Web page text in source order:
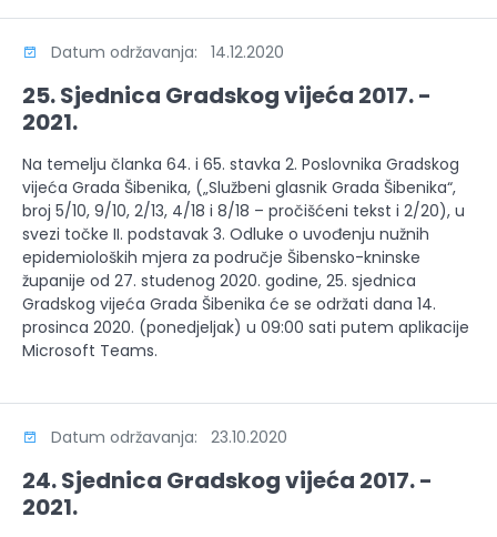
Datum održavanja: 14.12.2020
25. Sjednica Gradskog vijeća 2017. -
2021.
Na temelju članka 64. i 65. stavka 2. Poslovnika Gradskog
vijeća Grada Šibenika, („Službeni glasnik Grada Šibenika“,
broj 5/10, 9/10, 2/13, 4/18 i 8/18 – pročišćeni tekst i 2/20), u
svezi točke II. podstavak 3. Odluke o uvođenju nužnih
epidemioloških mjera za područje Šibensko-kninske
županije od 27. studenog 2020. godine, 25. sjednica
Gradskog vijeća Grada Šibenika će se održati dana 14.
prosinca 2020. (ponedjeljak) u 09:00 sati putem aplikacije
Microsoft Teams.
Datum održavanja: 23.10.2020
24. Sjednica Gradskog vijeća 2017. -
2021.